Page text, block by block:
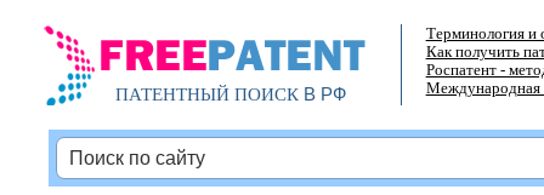
ПАТЕНТНЫЙ ПОИСКВ РФ
Терминология и
Как получить
Роспатент -
Международная